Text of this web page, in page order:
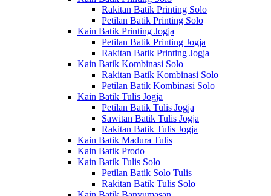
Rakitan Batik Printing Solo
Petilan Batik Printing Solo
Kain Batik Printing Jogja
Petilan Batik Printing Jogja
Rakitan Batik Printing Jogja
Kain Batik Kombinasi Solo
Rakitan Batik Kombinasi Solo
Petilan Batik Kombinasi Solo
Kain Batik Tulis Jogja
Petilan Batik Tulis Jogja
Sawitan Batik Tulis Jogja
Rakitan Batik Tulis Jogja
Kain Batik Madura Tulis
Kain Batik Prodo
Kain Batik Tulis Solo
Petilan Batik Solo Tulis
Rakitan Batik Tulis Solo